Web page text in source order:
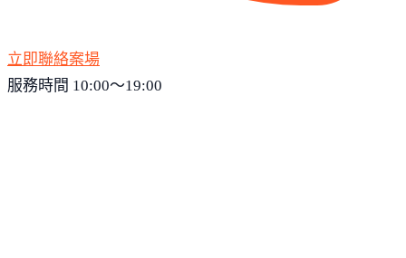
立即聯絡案場
服務時間 10:00～19:00